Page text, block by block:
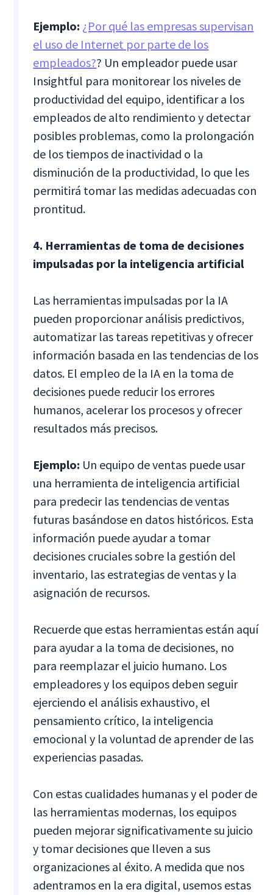
Ejemplo: ¿Por qué las empresas supervisan
el uso de Internet por parte de los
empleados?? Un empleador puede usar
Insightful para monitorear los niveles de
productividad del equipo, identificar a los
empleados de alto rendimiento y detectar
posibles problemas, como la prolongación
de los tiempos de inactividad o la
disminución de la productividad, lo que les
permitirá tomar las medidas adecuadas con
prontitud.
4. Herramientas de toma de decisiones
impulsadas por la inteligencia artificial
Las herramientas impulsadas por la IA
pueden proporcionar análisis predictivos,
automatizar las tareas repetitivas y ofrecer
información basada en las tendencias de los
datos. El empleo de la IA en la toma de
decisiones puede reducir los errores
humanos, acelerar los procesos y ofrecer
resultados más precisos.
Ejemplo: Un equipo de ventas puede usar
una herramienta de inteligencia artificial
para predecir las tendencias de ventas
futuras basándose en datos históricos. Esta
información puede ayudar a tomar
decisiones cruciales sobre la gestión del
inventario, las estrategias de ventas y la
asignación de recursos.
Recuerde que estas herramientas están aquí
para ayudar a la toma de decisiones, no
para reemplazar el juicio humano. Los
empleadores y los equipos deben seguir
ejerciendo el análisis exhaustivo, el
pensamiento crítico, la inteligencia
emocional y la voluntad de aprender de las
experiencias pasadas.
Con estas cualidades humanas y el poder de
las herramientas modernas, los equipos
pueden mejorar significativamente su juicio
y tomar decisiones que lleven a sus
organizaciones al éxito. A medida que nos
adentramos en la era digital, usemos estas